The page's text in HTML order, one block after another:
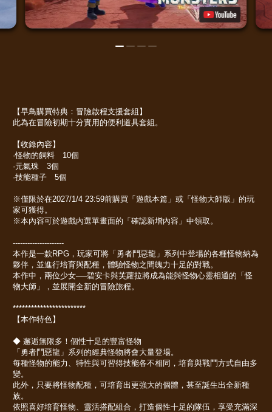
【早鳥購買特典：冒險啟程支援套組】
此為在冒險初期十分實用的便利道具套組。
【收錄內容】
·怪物的飼料 10個
·元氣珠 3個
·技能種子 5個
※僅限於在2027/1/4 23:59前購買「遊戲本篇」或「怪物大師版」的玩
家可獲得。
※本內容可於遊戲內選單畫面的「確認新增內容」中領取。
---------------------
本作是一款RPG，玩家可將「勇者鬥惡龍」系列中登場的各種怪物納為
夥伴，並進行培育與配種，體驗怪物之間魄力十足的對戰。
本作中，兩位少女──碧安卡與芙蘿拉將成為能與怪物心靈相通的「怪
物大師」，並展開全新的冒險旅程。
************************
【本作特色】
◆ 邂逅無限多！個性十足的豐富怪物
「勇者鬥惡龍」系列的經典怪物將會大量登場。
每種怪物的能力、特性與可習得技能各不相同，培育與戰鬥方式自由多
變。
此外，只要將怪物配種，可培育出更強大的個體，甚至誕生出全新種
族。
依照喜好培育怪物、靈活搭配組合，打造個性十足的隊伍，享受充滿深